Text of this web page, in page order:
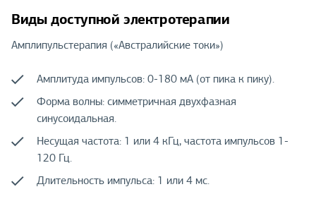
Виды доступной электротерапии
Амплипульстерапия («Австралийские токи»)
Амплитуда импульсов: 0-180 мА (от пика к пику).
Форма волны: симметричная двухфазная
синусоидальная.
Несущая частота: 1 или 4 кГц, частота импульсов 1-
120 Гц.
Длительность импульса: 1 или 4 мс.